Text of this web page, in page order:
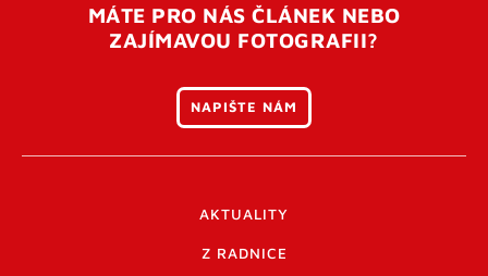
MÁTE PRO NÁS ČLÁNEK NEBO
ZAJÍMAVOU FOTOGRAFII?
NAPIŠTE NÁM
AKTUALITY
Z RADNICE